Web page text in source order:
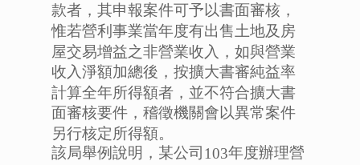
款者，其申報案件可予以書面審核，
惟若營利事業當年度有出售土地及房
屋交易增益之非營業收入，如與營業
收入淨額加總後，按擴大書審純益率
計算全年所得額者，並不符合擴大書
面審核要件，稽徵機關會以異常案件
另行核定所得額。
該局舉例說明，某公司 103年度辦理營